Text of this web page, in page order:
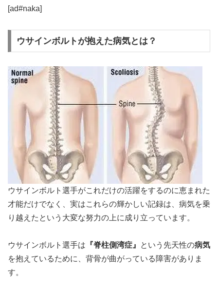
[ad#naka]
ウサインボルトが抱えた病気とは？
ウサインボルト選手がこれだけの活躍をするのに恵まれた
才能だけでなく、実はこれらの輝かしい記録は、病気を乗
り越えたという大変な努力の上に成り立っています。
ウサインボルト選手は 『脊柱側湾症』 という先天性の病気
を抱えているために、背骨が曲がっている障害がありま
す。